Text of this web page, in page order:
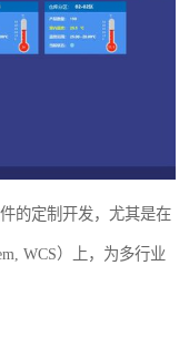
的定制开发，尤其是在
WCS）上，为多行业